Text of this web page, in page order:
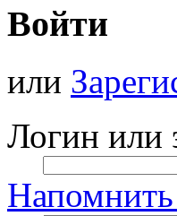
Войти
или
Логин или